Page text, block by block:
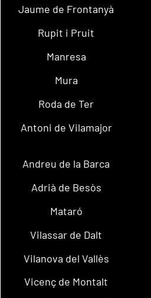
Jaume de Frontanyà
Rupit i Pruit
Manresa
Mura
Roda de Ter
Antoni de Vilamajor
Andreu de la Barca
Adrià de Besòs
Mataró
Vilassar de Dalt
Vilanova del Vallès
Vicenç de Montalt